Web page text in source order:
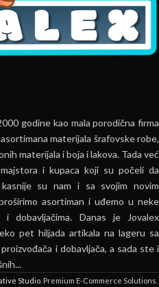
godine kao mala porodična firma
materijala šrafovske robe,
materijala i boja i lakova. Tada već
i kupaca koji su počeli da
su nam i sa svojim novim
asortiman i uđemo u neke
dobavljačima. Danas je Jovalex
pet hiljada artikala na lageru sa
i dobavljača, a sada ste i
Studio. Premium E-Commerce Solutions.